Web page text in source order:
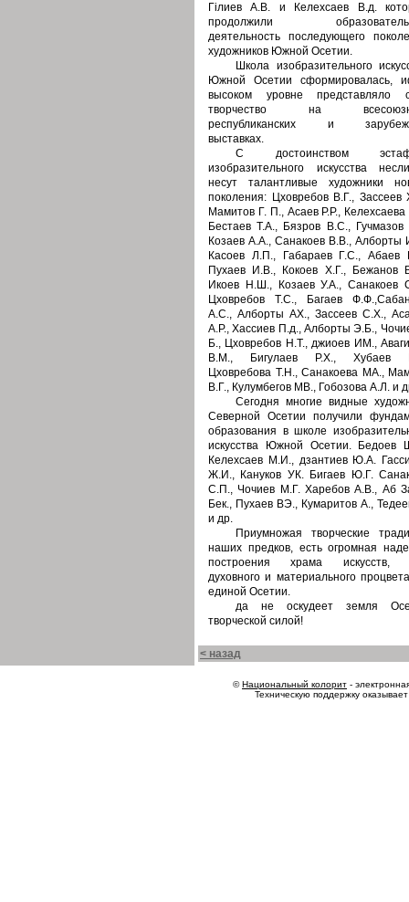
Гiлиев А.В. и Келехсаев В.д.
продолжили
деятельность последующего
художников Южной Осетии.
Школа изобразительного
Южной Осетии сформировалась,
высоком уровне представляло
творчество на
республиканских и
выставках.
С достоинством
изобразительного искусства
несут талантливые художники
поколения: Цховребов В.Г., Зассеев
Мамитов Г. П., Асаев Р.Р., Келехсаева
Бестаев Т.А., Бязров В.С., Гучмазов
Козаев А.А., Санакоев В.В., Алборты
Касоев Л.П., Габараев Г.С., Абаев
Пухаев И.В., Кокоев Х.Г., Бежанов
Икоев Н.Ш., Козаев У.А., Санакоев
Цховребов Т.С., Багаев
А.С., Алборты АХ., Зассеев С.Х.,
А.Р., Хассиев П.д., Алборты Э.Б.,
Б., Цховребов Н.Т., джиоев ИМ.,
В.М., Бигулаев Р.Х., Хубаев
Цховребова Т.Н., Санакоева МА.,
В.Г., Кулумбегов МВ., Гобозова А.Л. и
Сегодня многие видные
Северной Осетии получили
образования в школе
искусства Южной Осетии. Бедоев
Келехсаев М.И., дзантиев Ю.А.
Ж.И., Кануков УК. Бигаев Ю.Г.
С.П., Чочиев М.Г. Харебов А.В., Аб
Бек., Пухаев ВЭ., Кумаритов А.,
и др.
Приумножая творческие
наших предков, есть огромная
построения храма искусств,
духовного и материального
единой Осетии.
да не оскудеет земля
творческой силой!
< назад
©Национальный колорит -
Техническую поддержку